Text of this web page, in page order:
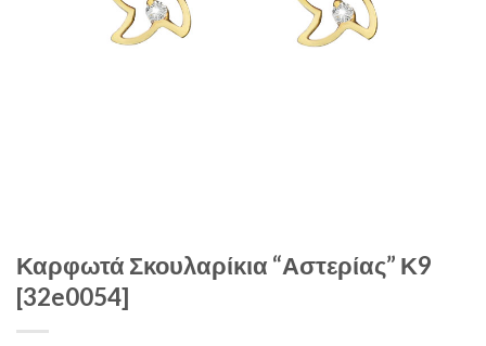
Καρφωτά Σκουλαρίκια “Αστερίας” Κ9
[32e0054]